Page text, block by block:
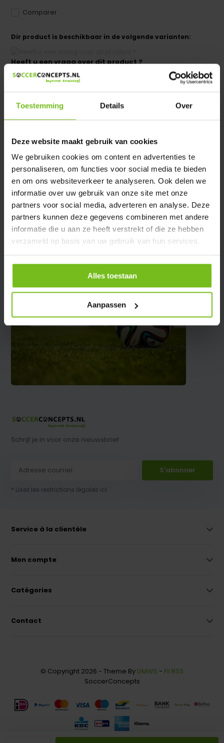
Toestemming Details Over
Deze website maakt gebruik van cookies
We gebruiken cookies om content en advertenties te
personaliseren, om functies voor social media te bieden
en om ons websiteverkeer te analyseren. Ook delen we
informatie over uw gebruik van onze site met onze
partners voor social media, adverteren en analyse. Deze
partners kunnen deze gegevens combineren met andere
informatie die u aan ze heeft verstrekt of die ze hebben
verzameld op basis van uw gebruik van hun services.
Alles toestaan
Aanpassen
Comparer
Dir product is beschikbaar in de volgende varianten:
Heeft u een vraag over dit product ?
We helpen u graag met meer informatie
Spécifications
Évaluations
Partager
Schrijf je in voor onze nieuwsbrief
S'abonner
* Lisez les restrictions légales ici
Service à la clientèle
Mon compte
Catégories
Contact
© Copyright 2026 - Theme By DMWS - Fil RSS
SoccerConcepts